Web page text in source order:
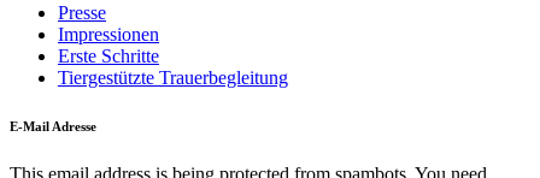
Presse
Impressionen
Erste Schritte
Tiergestützte Trauerbegleitung
E-Mail Adresse
This email address is being protected from spambots. You need